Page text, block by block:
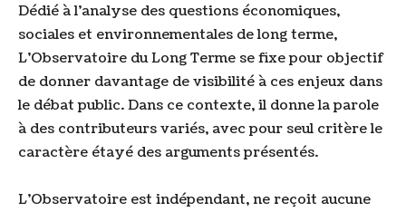
Dédié à l’analyse des questions économiques,
sociales et environnementales de long terme,
L’Observatoire du Long Terme se fixe pour objectif
de donner davantage de visibilité à ces enjeux dans
le débat public. Dans ce contexte, il donne la parole
à des contributeurs variés, avec pour seul critère le
caractère étayé des arguments présentés.
L’Observatoire est indépendant, ne reçoit aucune